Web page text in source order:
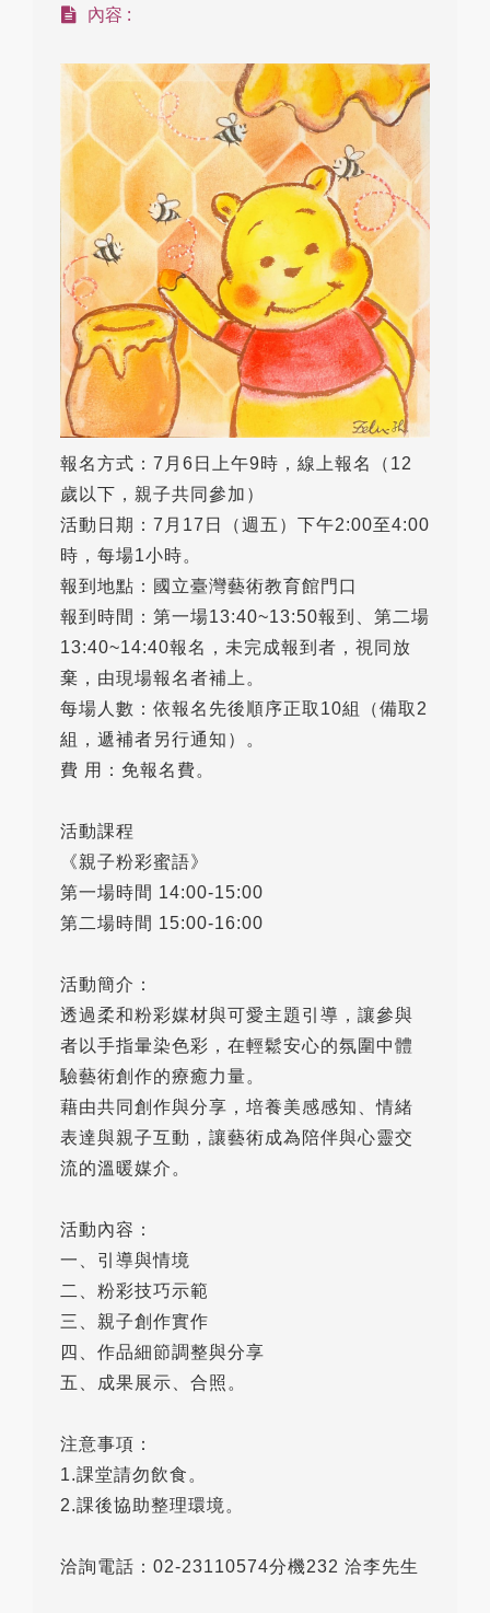
內容 :
報名方式：7月6日上午9時，線上報名（12
歲以下，親子共同參加）
活動日期：7月17日（週五）下午2:00至4:00
時，每場1小時。
報到地點：國立臺灣藝術教育館門口
報到時間：第一場13:40~13:50報到、第二場
13:40~14:40報名，未完成報到者，視同放
棄，由現場報名者補上。
每場人數：依報名先後順序正取10組（備取2
組，遞補者另行通知）。
費 用：免報名費。
活動課程
《親子粉彩蜜語》
第一場時間 14:00-15:00
第二場時間 15:00-16:00
活動簡介：
透過柔和粉彩媒材與可愛主題引導，讓參與
者以手指暈染色彩，在輕鬆安心的氛圍中體
驗藝術創作的療癒力量。
藉由共同創作與分享，培養美感感知、情緒
表達與親子互動，讓藝術成為陪伴與心靈交
流的溫暖媒介。
活動內容：
一、引導與情境
二、粉彩技巧示範
三、親子創作實作
四、作品細節調整與分享
五、成果展示、合照。
注意事項：
1.課堂請勿飲食。
2.課後協助整理環境。
洽詢電話：02-23110574分機232 洽李先生